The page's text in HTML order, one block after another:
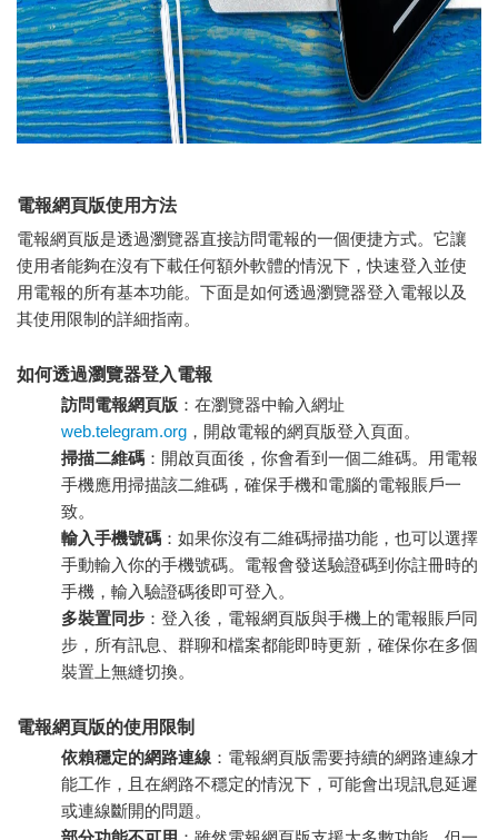
電報網頁版使用方法
電報網頁版是透過瀏覽器直接訪問電報的一個便捷方式。它讓
使用者能夠在沒有下載任何額外軟體的情況下，快速登入並使
用電報的所有基本功能。下面是如何透過瀏覽器登入電報以及
其使用限制的詳細指南。
如何透過瀏覽器登入電報
訪問電報網頁版 ：在瀏覽器中輸入網址
web.telegram.org ，開啟電報的網頁版登入頁面。
掃描二維碼 ：開啟頁面後，你會看到一個二維碼。用電報
手機應用掃描該二維碼，確保手機和電腦的電報賬戶一
致。
輸入手機號碼 ：如果你沒有二維碼掃描功能，也可以選擇
手動輸入你的手機號碼。電報會發送驗證碼到你註冊時的
手機，輸入驗證碼後即可登入。
多裝置同步 ：登入後，電報網頁版與手機上的電報賬戶同
步，所有訊息、群聊和檔案都能即時更新，確保你在多個
裝置上無縫切換。
電報網頁版的使用限制
依賴穩定的網路連線 ：電報網頁版需要持續的網路連線才
能工作，且在網路不穩定的情況下，可能會出現訊息延遲
或連線斷開的問題。